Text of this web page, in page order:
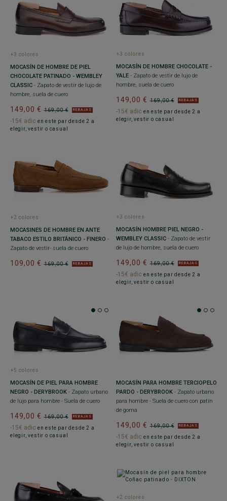
+3 colores
MOCASÍN DE HOMBRE DE PIEL
CHOCOLATE PATINADO - WEMBLEY
CLASSIC - Zapato de vestir de lujo de
hombre, suela de cuero
169,00 €
149,00 € REBAJAS
-15€ adic en este par desde 2 a
elegir, vestir o casual
+3 colores
MOCASÍN DE HOMBRE CHOCOLATE -
YALE - Zapato de vestir de lujo de
hombre, suela de cuero
169,00 €
149,00 € REBAJAS
-15€ adic en este par desde 2 a
elegir, vestir o casual
+2 colores
MOCASINES DE HOMBRE EN ANTE
TABACO ESTILO BRITÁNICO - FINERO -
Zapato de vestir- suela de cuero
169,00 €
109,00 € REBAJAS
+3 colores
MOCASÍN HOMBRE PIEL NEGRO -
WEMBLEY CLASSIC - Zapato de vestir
de lujo de hombre, suela de cuero
169,00 €
149,00 € REBAJAS
-15€ adic en este par desde 2 a
elegir, vestir o casual
+5 colores
MOCASÍN DE PIEL PARA HOMBRE
NEGRO - DERYBROOK - Zapato urbano
de lujo para hombre - Suela de cuero
169,00 €
149,00 € REBAJAS
-15€ adic en este par desde 2 a
elegir, vestir o casual
MOCASÍN PARA HOMBRE TERCIOPELO
PARDO - DERYBROOK - Zapato urbano
para hombre - Suela de cuero con patín
de goma
169,00 €
149,00 € REBAJAS
-15€ adic en este par desde 2 a
elegir, vestir o casual
+2 colores